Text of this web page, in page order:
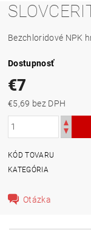
Bezchloridové NPK
Dostupnosť
€7
€5,69 bez DPH
KÓD TOVARU
KATEGÓRIA
Otázka